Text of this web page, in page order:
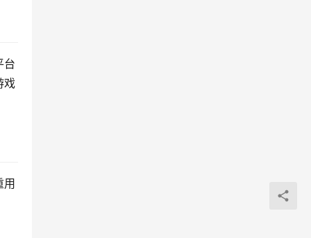
台
戏